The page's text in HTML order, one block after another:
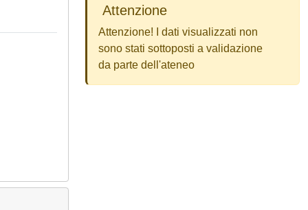
Attenzione
Attenzione! I dati visualizzati non
sono stati sottoposti a validazione
da parte dell'ateneo